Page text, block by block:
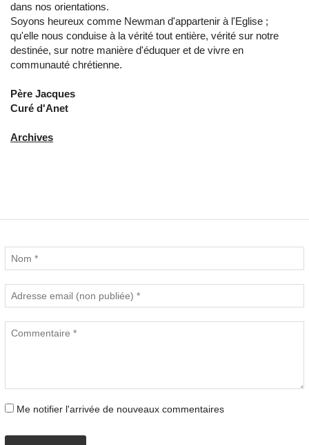
dans nos orientations.
Soyons heureux comme Newman d'appartenir à l'Eglise ;
qu'elle nous conduise à la vérité tout entière, vérité sur notre
destinée, sur notre manière d'éduquer et de vivre en
communauté chrétienne.
Père Jacques
Curé d'Anet
Archives
Me notifier l'arrivée de nouveaux commentaires